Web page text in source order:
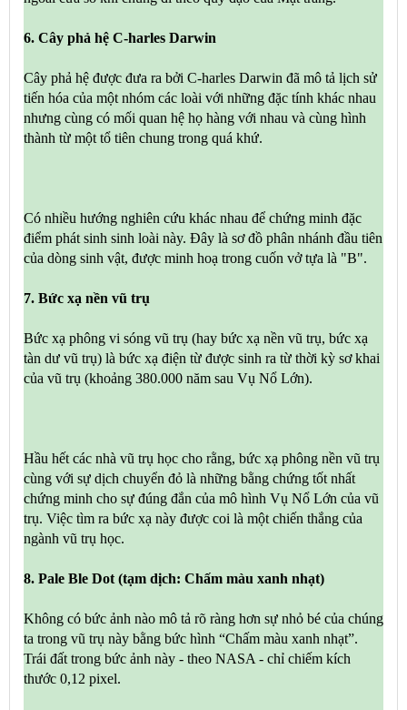
6. Cây phả hệ C-harles Darwin
Cây phả hệ được đưa ra bởi C-harles Darwin đã mô tả lịch sử
tiến hóa của một nhóm các loài với những đặc tính khác nhau
nhưng cùng có mối quan hệ họ hàng với nhau và cùng hình
thành từ một tổ tiên chung trong quá khứ.
Có nhiều hướng nghiên cứu khác nhau để chứng minh đặc
điểm phát sinh sinh loài này. Đây là sơ đồ phân nhánh đầu tiên
của dòng sinh vật, được minh hoạ trong cuốn vở tựa là "B".
7. Bức xạ nền vũ trụ
Bức xạ phông vi sóng vũ trụ (hay bức xạ nền vũ trụ, bức xạ
tàn dư vũ trụ) là bức xạ điện từ được sinh ra từ thời kỳ sơ khai
của vũ trụ (khoảng 380.000 năm sau Vụ Nổ Lớn).
Hầu hết các nhà vũ trụ học cho rằng, bức xạ phông nền vũ trụ
cùng với sự dịch chuyển đỏ là những bằng chứng tốt nhất
chứng minh cho sự đúng đắn của mô hình Vụ Nổ Lớn của vũ
trụ. Việc tìm ra bức xạ này được coi là một chiến thắng của
ngành vũ trụ học.
8. Pale Ble Dot (tạm dịch: Chấm màu xanh nhạt)
Không có bức ảnh nào mô tả rõ ràng hơn sự nhỏ bé của chúng
ta trong vũ trụ này bằng bức hình “Chấm màu xanh nhạt”.
Trái đất trong bức ảnh này - theo NASA - chỉ chiếm kích
thước 0,12 pixel.